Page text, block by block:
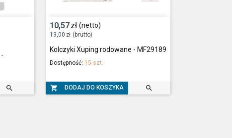

10,57zł (netto)
13,00 zł (brutto)
Kolczyki Xuping rodowane - MF29189
Dostępność: 15 szt.
 DODAJ DO KOSZYKA 